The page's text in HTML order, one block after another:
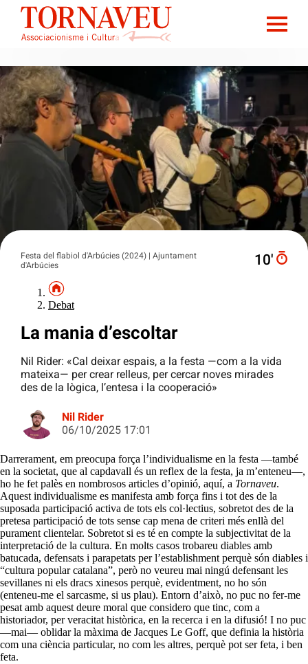
Festa del flabiol d'Arbúcies (2024) | Ajuntament
d'Arbúcies
10′
Debat
La mania d’escoltar
Nil Rider: «Cal deixar espais, a la festa —com a la vida
mateixa— per crear relleus, per cercar noves mirades
des de la lògica, l’entesa i la cooperació»
Nil Rider
06/10/2025 17:01
Darrerament, em preocupa força l’individualisme en la festa —també
en la societat, que al capdavall és un reflex de la festa, ja m’enteneu—,
ho he fet palès en nombrosos articles d’opinió, aquí, a Tornaveu.
Aquest individualisme es manifesta amb força fins i tot des de la
suposada participació activa de tots els col·lectius, sobretot des de la
pretesa participació de tots sense cap mena de criteri més enllà del
purament clientelar. Sobretot si es té en compte la subjectivitat de la
interpretació de la cultura. En molts casos trobareu diables amb
batucada, defensats i parapetats per l’establishment perquè són diables i
“cultura popular catalana”, però no veureu mai ningú defensant les
sevillanes ni els dracs xinesos perquè, evidentment, no ho són
(enteneu-me el sarcasme, si us plau). Entorn d’això, no puc no fer-me
pesat amb aquest deure moral que considero que tinc, com a
historiador, per veracitat històrica, en la recerca i en la difusió! I no puc
—mai— oblidar la màxima de Jacques Le Goff, que definia la història
com una ciència particular, no com les altres, perquè pot ser feta, i ben
feta.